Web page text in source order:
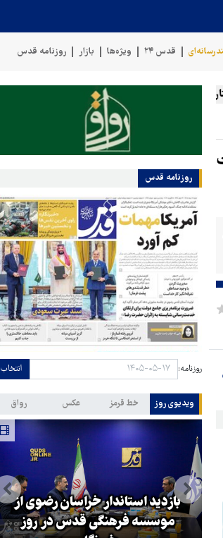
قدس ۲۴ ویژه‌ها بازار روزنامه قدس
روزنامه قدس
روزنامه: انتخاب
ویدیوی روز خط قرمز عکس رواق
بازدید استاندار خراسان رضوی از
موسسه فرهنگی قدس در روز